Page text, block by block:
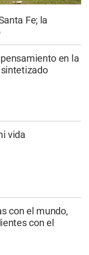
Fe; la
en la
vida
con el mundo,
con el